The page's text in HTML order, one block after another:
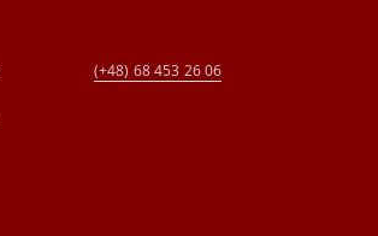
(+48) 68 453 26 06